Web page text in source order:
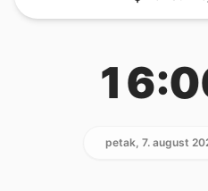
petak, 7. august